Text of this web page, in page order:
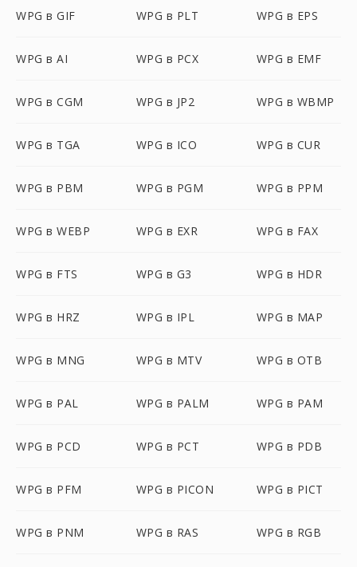
WPG в GIF WPG в PLT WPG в EPS
WPG в AI WPG в PCX WPG в EMF
WPG в CGM WPG в JP2 WPG в WBMP
WPG в TGA WPG в ICO WPG в CUR
WPG в PBM WPG в PGM WPG в PPM
WPG в WEBP WPG в EXR WPG в FAX
WPG в FTS WPG в G3 WPG в HDR
WPG в HRZ WPG в IPL WPG в MAP
WPG в MNG WPG в MTV WPG в OTB
WPG в PAL WPG в PALM WPG в PAM
WPG в PCD WPG в PCT WPG в PDB
WPG в PFM WPG в PICON WPG в PICT
WPG в PNM WPG в RAS WPG в RGB